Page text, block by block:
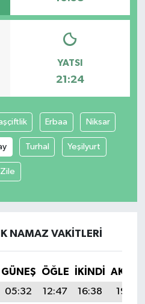
YATSI
21:24
Erbaa Niksar
Turhal Yeşilyurt
Zile
NAMAZ VAKITLERI
GÜNEŞ ÖĞLE İKINDI
05:32 12:47 16:38
19:52